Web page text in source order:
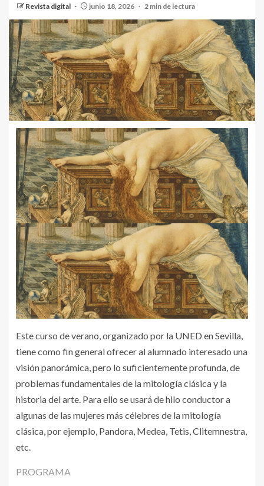
Revista digital junio 18, 2026 2 min de lectura
Este curso de verano, organizado por la UNED en Sevilla,
tiene como fin general ofrecer al alumnado interesado una
visión panorámica, pero lo suficientemente profunda, de
problemas fundamentales de la mitología clásica y la
historia del arte. Para ello se usará de hilo conductor a
algunas de las mujeres más célebres de la mitología
clásica, por ejemplo, Pandora, Medea, Tetis, Clitemnestra,
etc.
PROGRAMA